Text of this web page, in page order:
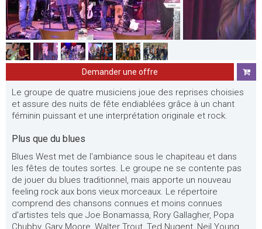
Demander une offre
Le groupe de quatre musiciens joue des reprises choisies
et assure des nuits de fête endiablées grâce à un chant
féminin puissant et une interprétation originale et rock.
Plus que du blues
Blues West met de l'ambiance sous le chapiteau et dans
les fêtes de toutes sortes. Le groupe ne se contente pas
de jouer du blues traditionnel, mais apporte un nouveau
feeling rock aux bons vieux morceaux. Le répertoire
comprend des chansons connues et moins connues
d'artistes tels que Joe Bonamassa, Rory Gallagher, Popa
Chubby, Gary Moore, Walter Trout, Ted Nugent, Neil Young,